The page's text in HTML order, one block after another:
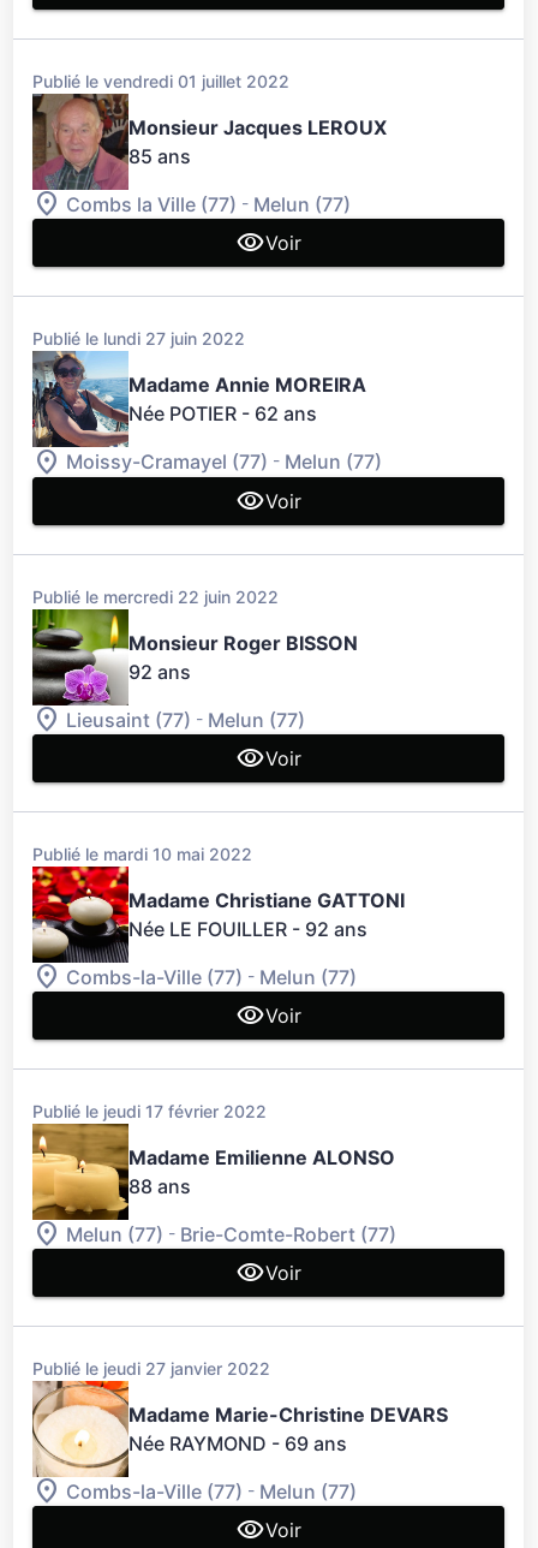
Publié le vendredi 01 juillet 2022
Monsieur Jacques LEROUX
85 ans
Combs la Ville (77) - Melun (77)
Voir
Publié le lundi 27 juin 2022
Madame Annie MOREIRA
Née POTIER - 62 ans
Moissy-Cramayel (77) - Melun (77)
Voir
Publié le mercredi 22 juin 2022
Monsieur Roger BISSON
92 ans
Lieusaint (77) - Melun (77)
Voir
Publié le mardi 10 mai 2022
Madame Christiane GATTONI
Née LE FOUILLER - 92 ans
Combs-la-Ville (77) - Melun (77)
Voir
Publié le jeudi 17 février 2022
Madame Emilienne ALONSO
88 ans
Melun (77) - Brie-Comte-Robert (77)
Voir
Publié le jeudi 27 janvier 2022
Madame Marie-Christine DEVARS
Née RAYMOND - 69 ans
Combs-la-Ville (77) - Melun (77)
Voir